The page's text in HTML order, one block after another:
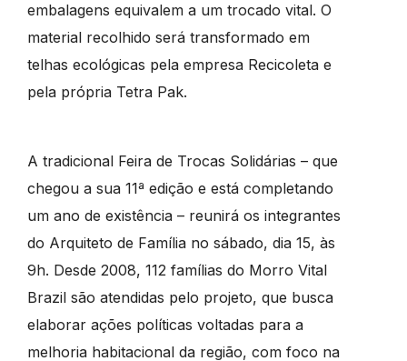
embalagens equivalem a um trocado vital. O
material recolhido será transformado em
telhas ecológicas pela empresa Recicoleta e
pela própria Tetra Pak.
A tradicional Feira de Trocas Solidárias – que
chegou a sua 11ª edição e está completando
um ano de existência – reunirá os integrantes
do Arquiteto de Família no sábado, dia 15, às
9h. Desde 2008, 112 famílias do Morro Vital
Brazil são atendidas pelo projeto, que busca
elaborar ações políticas voltadas para a
melhoria habitacional da região, com foco na